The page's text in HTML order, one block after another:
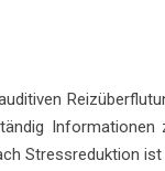
Stressreduktion